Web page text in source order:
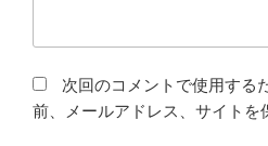
次回のコメントで使用する
前、メールアドレス、サイトを